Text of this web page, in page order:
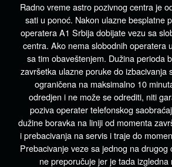
Radno vreme astro pozivnog centra je
sati u ponoć. Nakon ulazne besplatne
operatera A1 Srbija dobijate vezu sa
centra. Ako nema slobodnih operatera
sa tim obaveštenjem. Dužina perioda
završetka ulazne poruke do izbacivanja
ograničena na maksimalno 10
odredjen i ne može se odrediti, niti
poziva operater telefonskog
dužine boravka na liniji od momenta
i prebacivanja na servis i traje do
Prebacivanje veze sa jednog na drugog
ne preporučuje jer je tada izgledna